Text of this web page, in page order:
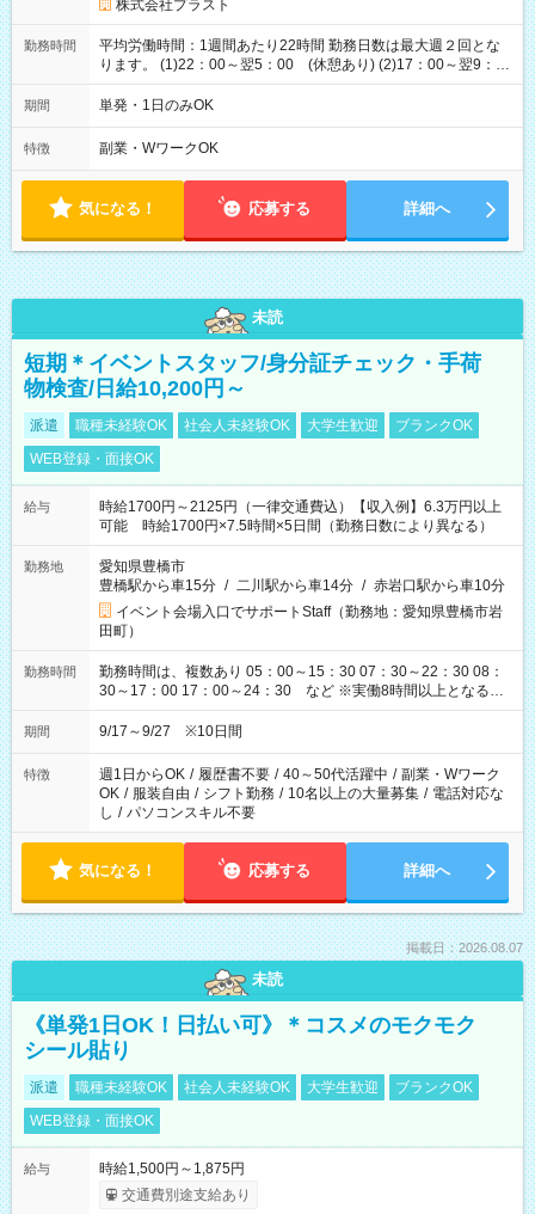
株式会社プラスト
勤務時間
平均労働時間：1週間あたり22時間 勤務日数は最大週２回とな
ります。 (1)22：00～翌5：00 (休憩あり) (2)17：00～翌9：
00 (休憩あり) ３６協定提出済 平均労働時間：1週間あたり22
時間 勤務日数は最大週２回となります。 (1)22：00～翌5：00
期間 単発・1日のみOK
特徴 副業・WワークOK
気になる！ 応募する 詳細へ
未読
短期＊イベントスタッフ/身分証チェック・手荷
物検査/日給10,200円～
派遣 職種未経験OK 社会人未経験OK 大学生歓迎
ブランクOK
WEB登録・面接OK
給与
時給1700円～2125円（一律交通費込）【収入例】6.3万円以上
可能 時給1700円×7.5時間×5日間（勤務日数により異なる）
勤務地
愛知県豊橋市
豊橋駅から車15分 / 二川駅から車14分 / 赤岩口駅から車10分
イベント会場入口でサポートStaff（勤務地：愛知県豊橋市岩
田町）
勤務時間
勤務時間は、複数あり 05：00～15：30 07：30～22：30 08：
30～17：00 17：00～24：30 など ※実働8時間以上となる勤
務もあります。 【休憩】60分+他休憩あり 交替で取得します。
安全面に配慮しこまめな休憩があります。
期間 9/17～9/27 ※10日間
特徴 週1日からOK / 履歴書不要 / 40～50代活躍中 / 副業・Wワーク
OK / 服装自由 / シフト勤務 / 10名以上の大量募集 / 電話対応な
し / パソコンスキル不要
気になる！ 応募する 詳細へ
掲載日：2026.08.07
未読
《単発1日OK！日払い可》＊コスメのモクモク
シール貼り
派遣 職種未経験OK 社会人未経験OK 大学生歓迎
ブランクOK
WEB登録・面接OK
給与
時給1,500円～1,875円
交通費別途支給あり